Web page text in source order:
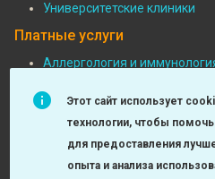
Университетские клиники
Платные услуги
Подвал:
Платные
услуги
Аллергология и
Функциональная
Детская хирургия
МРТ и КТ исследования
Этот сайт использует
технологии, чтобы
для предоставления
опыта и анализа